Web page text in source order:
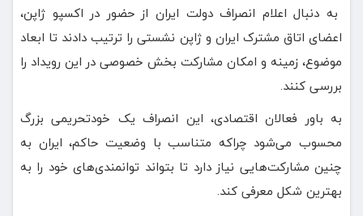
به دنبال اعلام انصراف دولت ایران از حضور در اکسپو ژاپن،
اعضای اتاق مشترک ایران و ژاپن نشستی را ترتیب دادند تا ابعاد
موضوع، زمینه و امکان مشارکت بخش خصوصی در این رویداد را
بررسی کنند.
به باور فعالان اقتصادی، این انصراف یک خودتحریمی بزرگ
محسوب می‌شود چراکه متناسب با وضعیت حاکم، ایران به
چنین مشارکت‌هایی نیاز دارد تا بتواند توانمندی‌های خود را به
بهترین شکل معرفی کند.